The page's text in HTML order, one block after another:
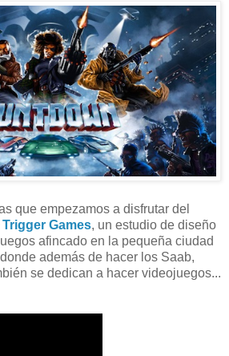
que empezamos a disfrutar del
Trigger Games, un estudio de diseño
afincado en la pequeña ciudad
además de hacer los Saab,
se dedican a hacer videojuegos...